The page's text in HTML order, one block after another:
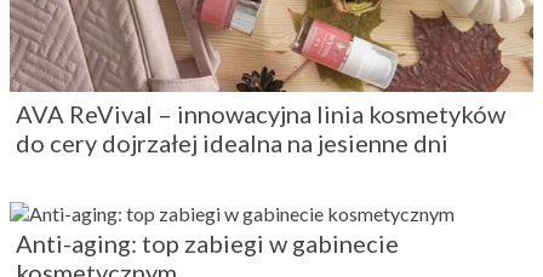
AVA ReVival – innowacyjna linia kosmetyków
do cery dojrzałej idealna na jesienne dni
Anti-aging: top zabiegi w gabinecie